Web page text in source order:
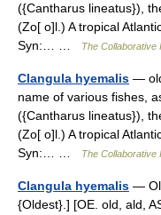
({Cantharus lineatus}),
(Zo[ o]l.) A tropical
Syn:… …
The Collaborative
Clangula hyemalis —
name of various fishes,
({Cantharus lineatus}),
(Zo[ o]l.) A tropical
Syn:… …
The Collaborative
Clangula hyemalis —
{Oldest}.] [OE. old, ald,